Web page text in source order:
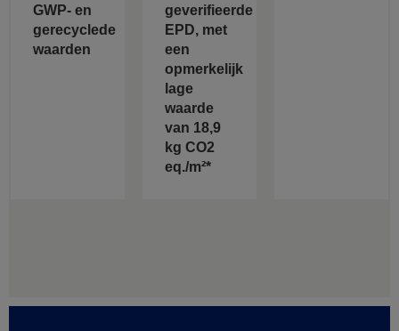
GWP- en
gerecyclede
waarden
geverifieerde
EPD, met
een
opmerkelijk
lage
waarde
van 18,9
kg CO2
eq./m²*